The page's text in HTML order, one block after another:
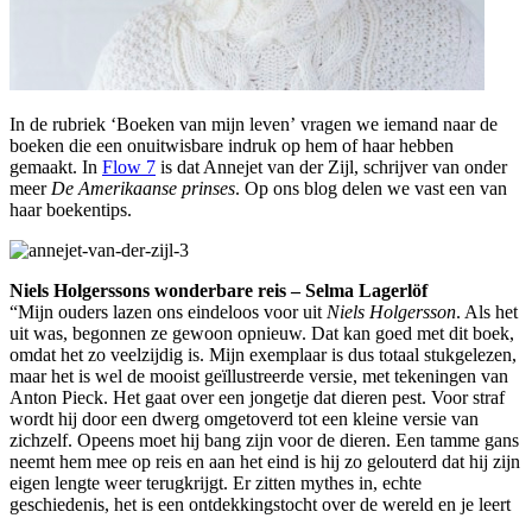
In de rubriek ‘Boeken van mijn leven’ vragen we iemand naar de
boeken die een onuitwisbare indruk op hem of haar hebben
gemaakt. In Flow 7 is dat Annejet van der Zijl, schrijver van onder
meer De Amerikaanse prinses. Op ons blog delen we vast een van
haar boekentips.
Niels Holgerssons wonderbare reis – Selma Lagerlöf
“Mijn ouders lazen ons eindeloos voor uit Niels Holgersson. Als het
uit was, begonnen ze gewoon opnieuw. Dat kan goed met dit boek,
omdat het zo veelzijdig is. Mijn exemplaar is dus totaal stukgelezen,
maar het is wel de mooist geïllustreerde versie, met tekeningen van
Anton Pieck. Het gaat over een jongetje dat dieren pest. Voor straf
wordt hij door een dwerg omgetoverd tot een kleine versie van
zichzelf. Opeens moet hij bang zijn voor de dieren. Een tamme gans
neemt hem mee op reis en aan het eind is hij zo gelouterd dat hij zijn
eigen lengte weer terugkrijgt. Er zitten mythes in, echte
geschiedenis, het is een ontdekkingstocht over de wereld en je leert